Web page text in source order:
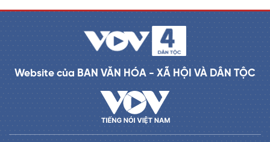
Website của BAN VĂN HÓA - XÃ HỘI VÀ DÂN TỘC